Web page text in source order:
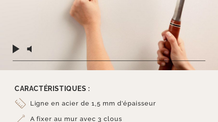
CARACTÉRISTIQUES :
Ligne en acier de 1,5 mm d’épaisseur
A fixer au mur avec 3 clous